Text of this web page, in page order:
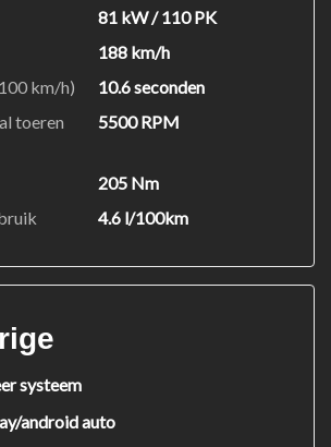
81 kW / 110 PK
188 km/h
km/h)
10.6 seconden
toeren
5500 RPM
205 Nm
4.6 l/100km
systeem
android auto